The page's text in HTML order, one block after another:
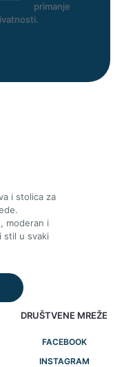
primanje
i stolica za
moderan i
stil u svaki
DRUŠTVENE MREŽE
FACEBOOK
INSTAGRAM